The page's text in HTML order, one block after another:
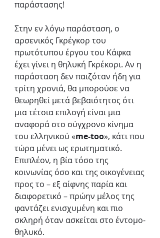
παράστασης!
Στην εν λόγω παράσταση, ο
αρσενικός Γκρέγκορ του
πρωτότυπου έργου του Κάφκα
έχει γίνει η θηλυκή Γκρέκορι. Αν η
παράσταση δεν παιζόταν ήδη για
τρίτη χρονιά, θα μπορούσε να
θεωρηθεί μετά βεβαιότητος ότι
μια τέτοια επιλογή είναι μια
αναφορά στο σύγχρονο κίνημα
του ελληνικού «me-too», κάτι που
τώρα μένει ως ερωτηματικό.
Επιπλέον, η βία τόσο της
κοινωνίας όσο και της οικογένειας
προς το – εξ αίφνης παρία και
διαφορετικό – πρώην μέλος της
φαντάζει ενισχυμένη και πιο
σκληρή όταν ασκείται στο έντομο-
θηλυκό.